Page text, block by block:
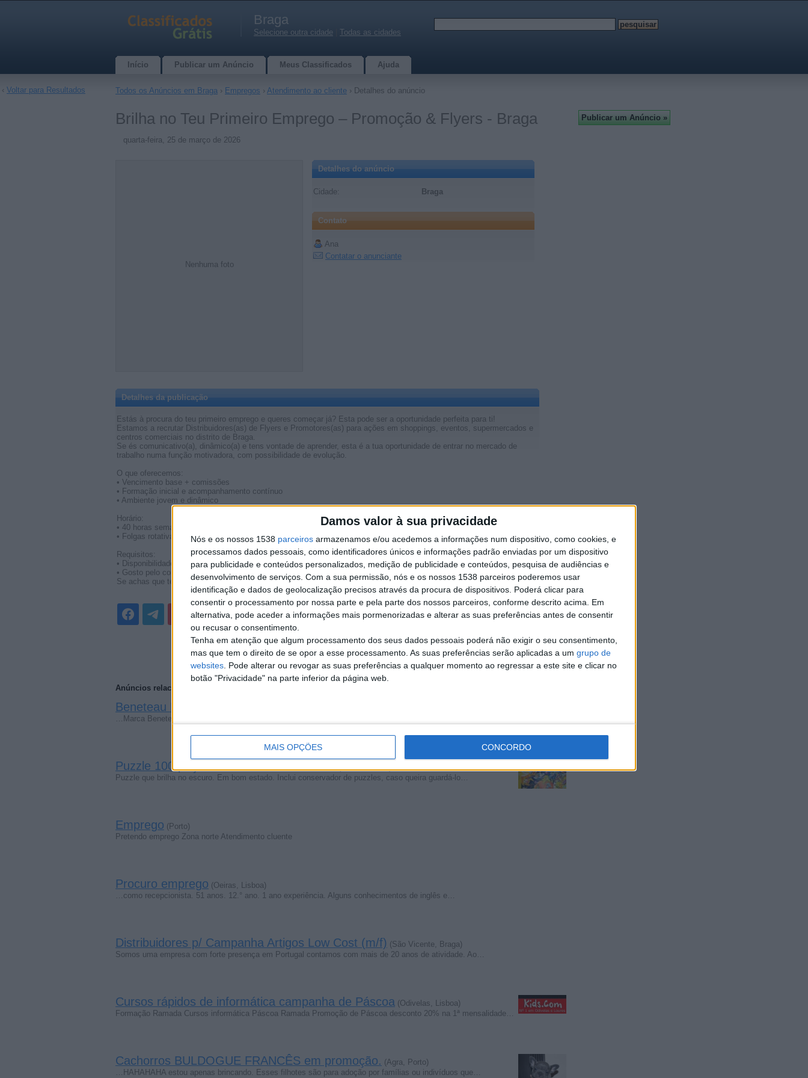
Damos valor à sua privacidade
Nós e os nossos 1538 parceiros armazenamos e/ou acedemos a informações num dispositivo, como cookies, e
processamos dados pessoais, como identificadores únicos e informações padrão enviadas por um dispositivo
para publicidade e conteúdos personalizados, medição de publicidade e conteúdos, pesquisa de audiências e
desenvolvimento de serviços. Com a sua permissão, nós e os nossos 1538 parceiros poderemos usar
identificação e dados de geolocalização precisos através da procura de dispositivos. Poderá clicar para
consentir o processamento por nossa parte e pela parte dos nossos parceiros, conforme descrito acima. Em
alternativa, pode aceder a informações mais pormenorizadas e alterar as suas preferências antes de consentir
ou recusar o consentimento.
Tenha em atenção que algum processamento dos seus dados pessoais poderá não exigir o seu consentimento,
mas que tem o direito de se opor a esse processamento. As suas preferências serão aplicadas a um grupo de
websites . Pode alterar ou revogar as suas preferências a qualquer momento ao regressar a este site e clicar no
botão "Privacidade" na parte inferior da página web.
MAIS OPÇÕES CONCORDO
Braga
Selecione outra cidade Todas as cidades
Início Publicar um Anúncio Meus Classificados Ajuda
Todos os Anúncios em Braga › Empregos › Atendimento ao cliente › Detalhes do anúncio
Brilha no Teu Primeiro Emprego – Promoção & Flyers - Braga
quarta-feira, 25 de março de 2026
Nenhuma foto
Detalhes do anúncio
Cidade: Braga
Contato
Ana
Contatar o anunciante
Detalhes da publicação
Estás à procura do teu primeiro emprego e queres começar já? Esta pode ser a oportunidade perfeita para ti!
Estamos a recrutar Distribuidores(as) de Flyers e Promotores(as) para ações em shoppings, eventos, supermercados e
centros comerciais no distrito de Braga.
Se és comunicativo(a), dinâmico(a) e tens vontade de aprender, esta é a tua oportunidade de entrar no mercado de
trabalho numa função motivadora, com possibilidade de evolução.
O que oferecemos:
• Vencimento base + comissões
• Formação inicial e acompanhamento contínuo
• Ambiente jovem e dinâmico
Horário:
• 40 horas semanais
• Folgas rotativas
Requisitos:
• Disponibilidade imediata
• Gosto pelo contacto com o público
Se achas que tens o perfil, candidata-te e dá o primeiro passo na tua carreira!
Anúncios relacionados
Beneteau Flyer 650 Open 10000€
…Marca Beneteau Modelo / Versão Flyer 650 Open Secção Barcos de recreio Propulsão Motor – Gasolina…
Puzzle 100 peças Neon- Brilha no escuro
(Sintra, Lisboa)
Puzzle que brilha no escuro. Em bom estado. Inclui conservador de puzzles, caso queira guardá-lo…
Emprego (Porto)
Pretendo emprego Zona norte Atendimento cluente
Procuro emprego (Oeiras, Lisboa)
…como recepcionista. 51 anos. 12.° ano. 1 ano experiência. Alguns conhecimentos de inglês e…
Distribuidores p/ Campanha Artigos Low Cost (m/f) (São Vicente, Braga)
Somos uma empresa com forte presença em Portugal contamos com mais de 20 anos de atividade. Ao…
Cursos rápidos de informática campanha de Páscoa (Odivelas, Lisboa)
Formação Ramada Cursos informática Páscoa Ramada Promoção de Páscoa desconto 20% na 1ª mensalidade…
Cachorros BULDOGUE FRANCÊS em promoção. (Agra, Porto)
…HAHAHAHA estou apenas brincando. Esses filhotes são para adoção por famílias ou indivíduos que…
‹ Voltar para Resultados